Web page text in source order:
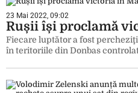
23 Mai 2022, 09:02
Rușii își proclamă
Fiecare luptător a fost
în teritoriile din Donbas